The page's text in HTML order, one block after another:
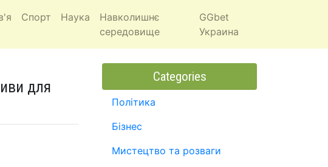
Спорт Наука
Навколишнє
середовище
GGbet
Украина
для
Categories
Політика
Бізнес
Мистецтво та розваги